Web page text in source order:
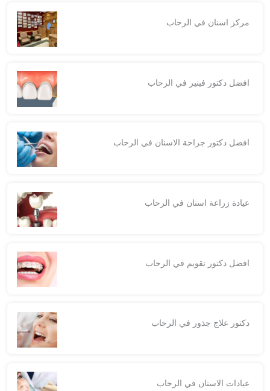
مركز اسنان في الرحاب
افضل دكتور فينير في الرحاب
افضل دكتور جراحة الاسنان في الرحاب
عيادة زراعة اسنان في الرحاب
افضل دكتور تقويم في الرحاب
دكتور علاج جذور في الرحاب
عيادات الاسنان في الرحاب